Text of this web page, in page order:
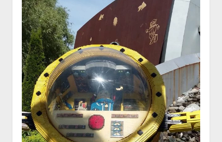
Geschichte
open
dropdown
menu
Geschichte der Stadt Berlin
Impressum